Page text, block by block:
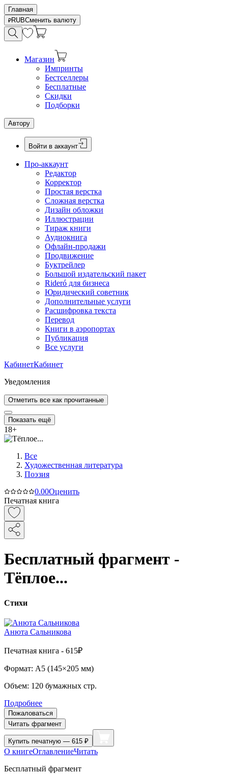
Главная
RUBСменить валюту
Магазин
Импринты
Бестселлеры
Бесплатные
Скидки
Подборки
Автору
Войти в аккаунт
Про-аккаунт
Редактор
Корректор
Простая верстка
Сложная верстка
Дизайн обложки
Иллюстрации
Тираж книги
Аудиокнига
Офлайн-продажи
Продвижение
Буктрейлер
Большой издательский пакет
Rideró для бизнеса
Юридический советник
Дополнительные услуги
Расшифровка текста
Перевод
Книги в аэропортах
Публикация
Все услуги
КабинетКабинет
Уведомления
Отметить все как прочитанные
Показать ещё
18+
Все
Художественная литература
Поэзия
0.00Оценить
Печатная книга
Бесплатный фрагмент -
Тёплое...
Стихи
Анюта Сальникова
Печатная книга - 615₽
Формат: A5 (145×205 мм)
Объем: 120 бумажных стр.
Подробнее
Пожаловаться
Читать фрагмент
Купить печатную — 615 ₽
О книгеОглавлениеЧитать
Бесплатный фрагмент